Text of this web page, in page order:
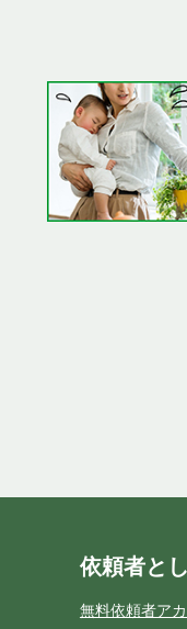
依頼者と
無料依頼者ア